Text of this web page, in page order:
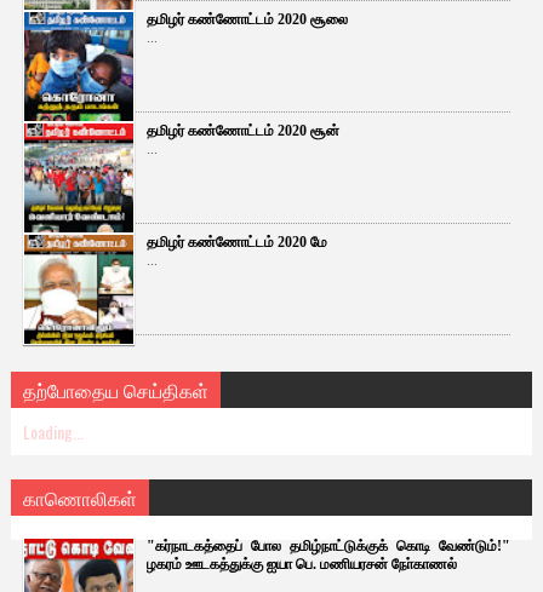
தமிழர் கண்ணோட்டம் 2020 சூலை
...
தமிழர் கண்ணோட்டம் 2020 சூன்
...
தமிழர் கண்ணோட்டம் 2020 மே
...
தற்போதைய செய்திகள்
Loading...
காணொலிகள்
"கர்நாடகத்தைப் போல தமிழ்நாட்டுக்குக் கொடி வேண்டும்!"
ழகரம் ஊடகத்துக்கு ஐயா பெ. மணியரசன் நோ்காணல்